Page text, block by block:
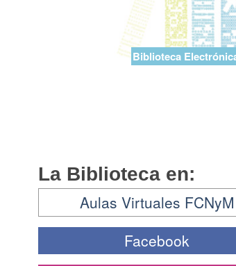
Biblioteca
La Biblioteca en:
Aulas Virtuales FCNyM
Facebook